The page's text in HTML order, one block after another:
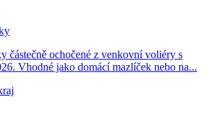
částečně ochočené z venkovní voliéry s
Vhodné jako domácí mazlíček nebo na...